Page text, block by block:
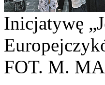
Inicjatywę
FOT. M.